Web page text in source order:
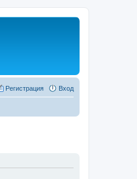
Вход
Регистрация